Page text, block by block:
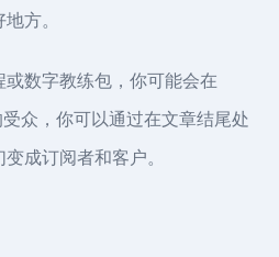
方。
数字教练包，你可能会在
众，你可以通过在文章结尾处
成订阅者和客户。